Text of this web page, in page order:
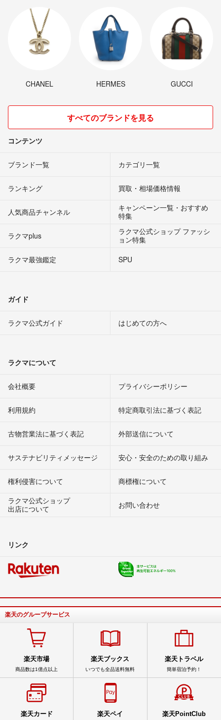
CHANEL HERMES GUCCI
すべてのブランドを見る
コンテンツ
ブランド一覧 カテゴリ一覧
ランキング 買取・相場価格情報
人気商品チャンネル
キャンペーン一覧・おすすめ
特集
ラクマplus
ラクマ公式ショップ ファッシ
ョン特集
ラクマ最強鑑定
SPU
ガイド
ラクマ公式ガイド はじめての方へ
ラクマについて
会社概要 プライバシーポリシー
利用規約 特定商取引法に基づく表記
古物営業法に基づく表記 外部送信について
サステナビリティメッセージ 安心・安全のための取り組み
権利侵害について
商標権について
ラクマ公式ショップ
出店について
お問い合わせ
リンク
楽天のグループサービス
楽天市場
商品数は1億点以上
楽天ブックス
いつでも全品送料無料
楽天トラベル
簡単宿泊予約！
楽天カード 楽天ペイ 楽天PointClub